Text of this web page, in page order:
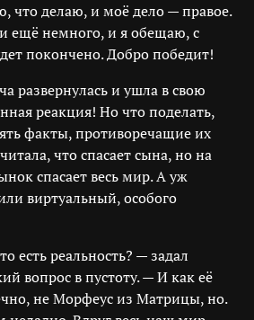
что делаю, и моё дело — правое.
ещё немного, и я обещаю, с
покончено. Добро победит!
развернулась и ушла в свою
реакция! Но что поделать,
факты, противоречащие их
что спасает сына, но на
спасает весь мир. А уж
виртуальный, особого
есть реальность? — задал
вопрос в пустоту. — И как её
не Морфеус из Матрицы, но.